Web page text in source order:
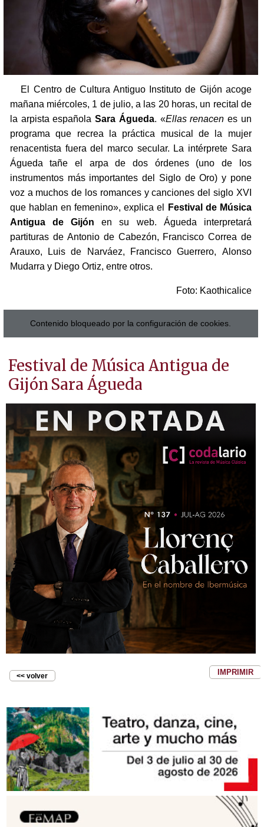
El Centro de Cultura Antiguo Instituto de Gijón acoge
mañana miércoles, 1 de julio, a las 20 horas, un recital de
la arpista españolaSara Águeda. «Ellas renacen es un
programa que recrea la práctica musical de la mujer
renacentista fuera del marco secular. La intérprete Sara
Águeda tañe el arpa de dos órdenes (uno de los
instrumentos más importantes del Siglo de Oro) y pone
voz a muchos de los romances y canciones del siglo XVI
que hablan en femenino», explica el
Festival de Música
Antigua de Gijón en su web. Águeda interpretará
partituras de Antonio de Cabezón, Francisco Correa de
Arauxo, Luis de Narváez, Francisco Guerrero, Alonso
Mudarra y Diego Ortiz, entre otros.
Foto: Kaothicalice
Contenido bloqueado por la configuración de cookies.
Festival de Música Antigua de
Gijón Sara Águeda
<< volver IMPRIMIR